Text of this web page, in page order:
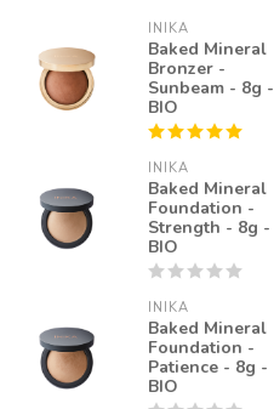
INIKA
Baked Mineral
Bronzer -
Sunbeam - 8g -
BIO
INIKA
Baked Mineral
Foundation -
Strength - 8g -
BIO
INIKA
Baked Mineral
Foundation -
Patience - 8g -
BIO